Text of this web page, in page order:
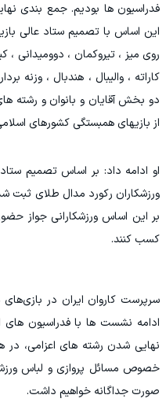
فدراسیون ها بودیم. جمع بندی
این اساس با تصمیم ستاد عالی
روی میز ، تیروکمان ، دوومیدانی ،
کاراته ، والیبال ، هندبال ، وزنه
دو بخش آقایان و بانوان و رشته
از بازیهای همبستگی کشورهای
او ادامه داد: بر اساس تصمیم
ورزشکاران رکورد مدال طلای ثبت
بر این اساس ورزشکارانی جواز
کسب کنند.
سرپرست کاروان ایران در
ادامه نشست ها با فدراسیون های
نهایی شدن رشته های اعزامی،
خصوص مسائل پروازی و لباس
صورت جداگانه خواهیم داشت.